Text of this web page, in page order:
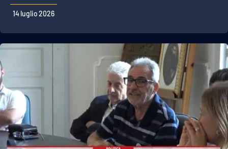
14 luglio 2026